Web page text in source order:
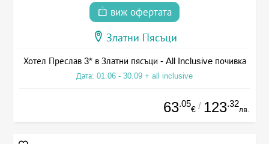
виж офертата
Златни Пясъци
Хотел Преслав 3* в Златни пясъци - All Inclusive почивка
Дата: 01.06 - 30.09 + all inclusive
63.05
€ / 123.32
лв.